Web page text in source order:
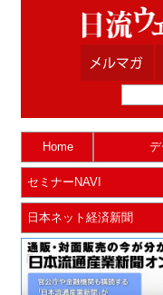
Home デ
セミナーNAVI
日本ネット経済新聞